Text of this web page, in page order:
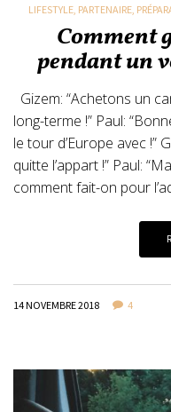
LIFESTYLE, PARTENAIRE,
Comment
pendant un
Gizem: “Achetons un
long-terme !” Paul:
le tour d’Europe avec !”
quitte l’appart !” Paul:
comment fait-on pour
14 NOVEMBRE 2018 4